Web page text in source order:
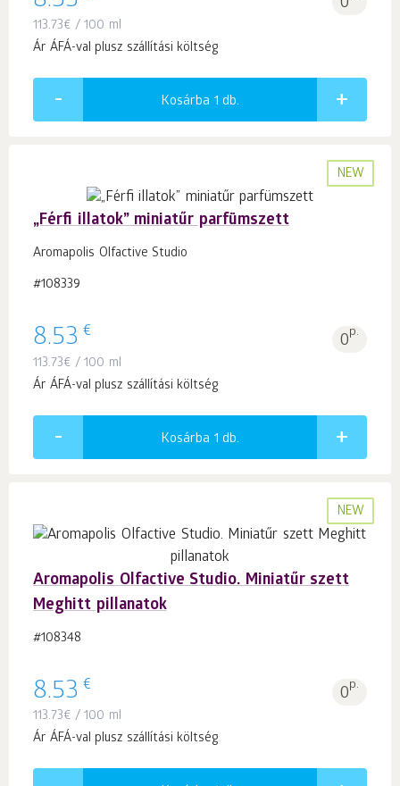
113.73€ / 100 ml
Ár ÁFÁ-val plusz szállítási költség
Kosárba 1 db.
NEW
„Férfi illatok” miniatűr parfümszett
Aromapolis Olfactive Studio
#108339
8.53 € 0p.
113.73€ / 100 ml
Ár ÁFÁ-val plusz szállítási költség
Kosárba 1 db.
NEW
Aromapolis Olfactive Studio. Miniatűr szett
Meghitt pillanatok
#108348
8.53 € 0p.
113.73€ / 100 ml
Ár ÁFÁ-val plusz szállítási költség